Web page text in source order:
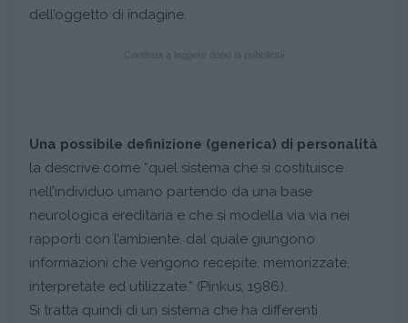
dell’oggetto di indagine.
Una possibile definizione (generica) di personalità
la descrive come “quel sistema che si costituisce
nell’individuo umano partendo da una base
neurologica ereditaria e che si modella via via nei
rapporti con l’ambiente, dal quale giungono
informazioni che vengono recepite, memorizzate,
interpretate ed utilizzate.” (Pinkus, 1986).
Si tratta quindi di un sistema che ha differenti